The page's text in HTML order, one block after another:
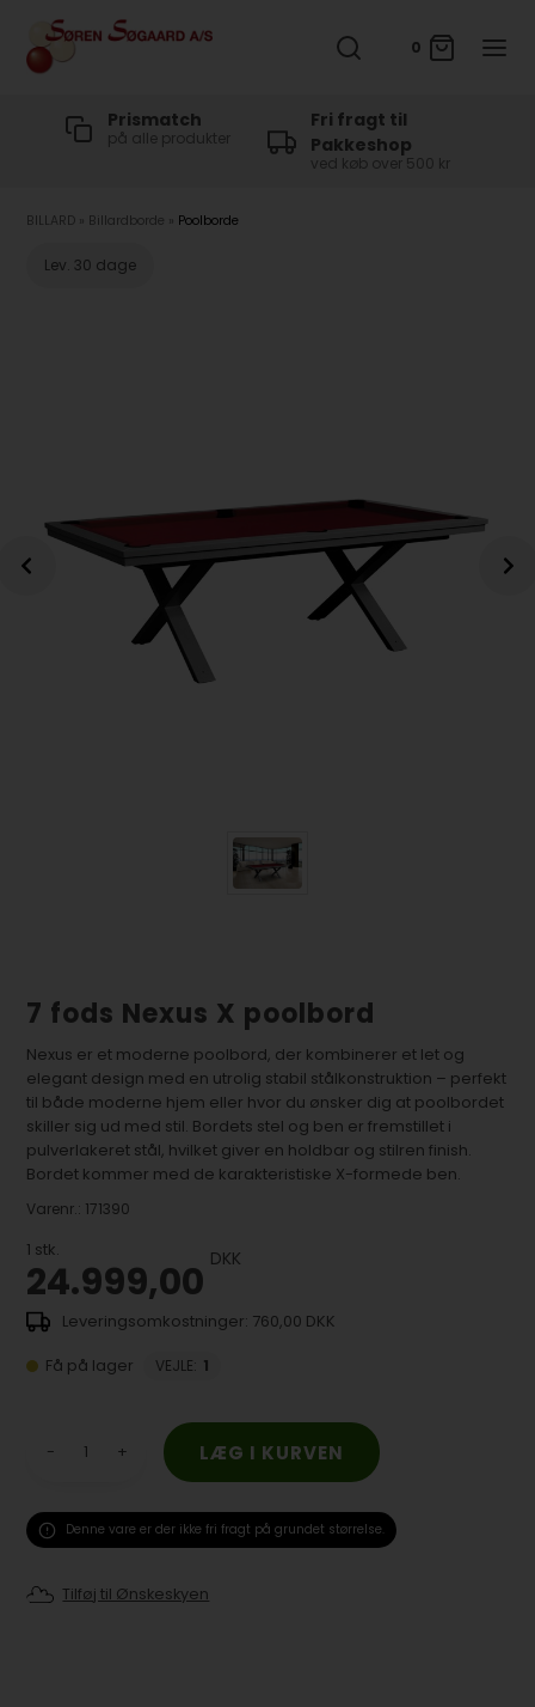
0
Prismatch
på alle produkter
Fri fragt til
Pakkeshop
ved køb over 500 kr
BILLARD Billardborde Poolborde
Lev. 30 dage
7 fods Nexus X poolbord
Nexus er et moderne poolbord, der kombinerer et let og
elegant design med en utrolig stabil stålkonstruktion – perfekt
til både moderne hjem eller hvor du ønsker dig at poolbordet
skiller sig ud med stil. Bordets stel og ben er fremstillet i
pulverlakeret stål, hvilket giver en holdbar og stilren finish.
Bordet kommer med de karakteristiske X-formede ben.
Varenr.: 171390
1 stk.
24.999,00 DKK
760,00 DKK
Få på lager
VEJLE: 1
- +
Denne vare er der ikke fri fragt på grundet størrelse.
Tilføj til Ønskeskyen